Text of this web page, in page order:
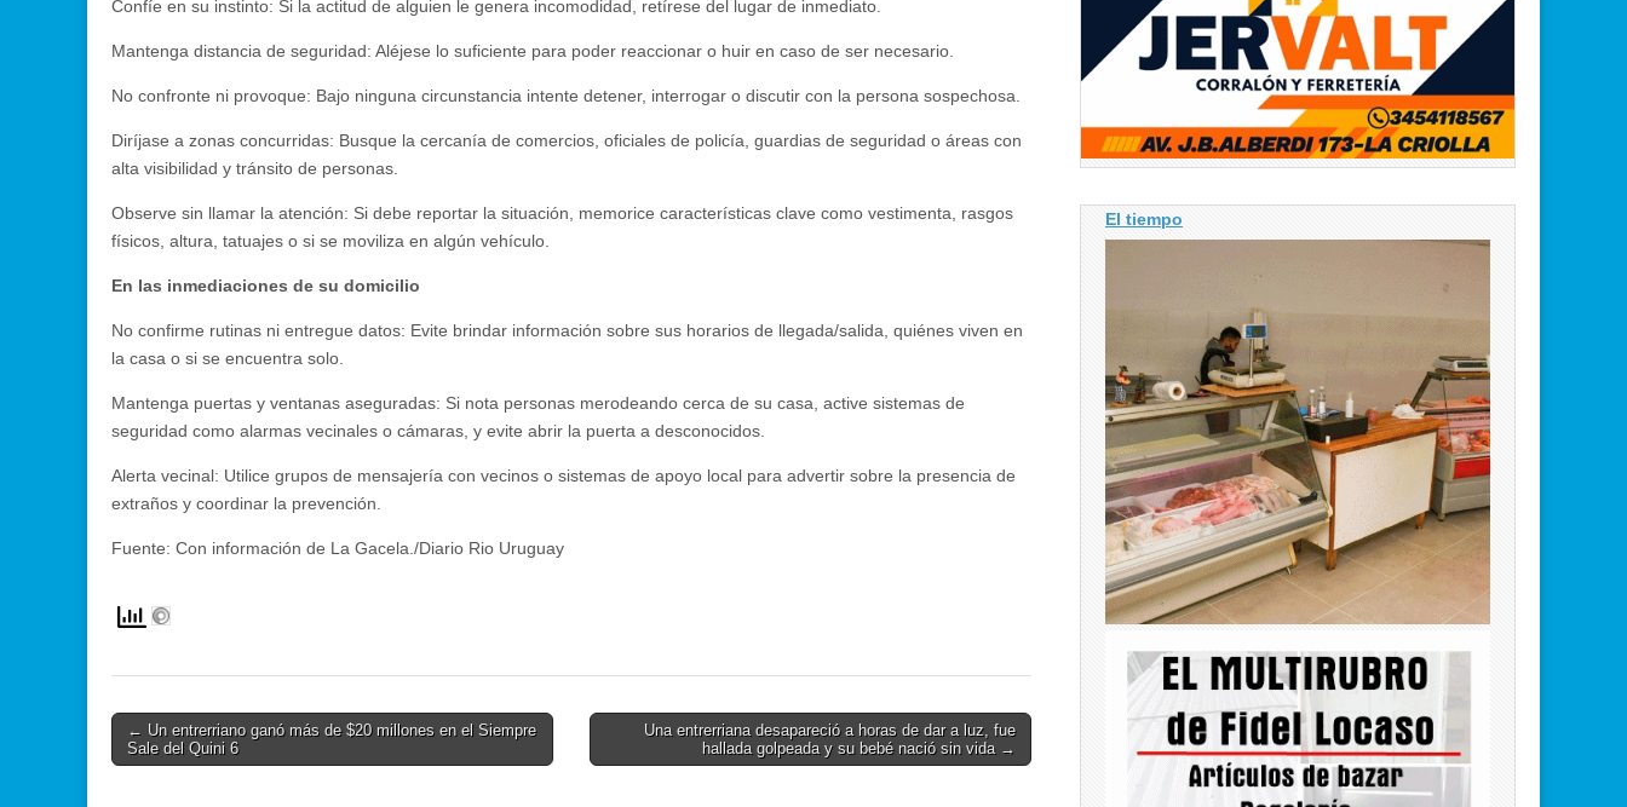
Confíe en su instinto: Si la actitud de alguien le genera incomodidad, retírese del lugar de inmediato.
Mantenga distancia de seguridad: Aléjese lo suficiente para poder reaccionar o huir en caso de ser necesario.
No confronte ni provoque: Bajo ninguna circunstancia intente detener, interrogar o discutir con la persona sospechosa.
Diríjase a zonas concurridas: Busque la cercanía de comercios, oficiales de policía, guardias de seguridad o áreas con
alta visibilidad y tránsito de personas.
Observe sin llamar la atención: Si debe reportar la situación, memorice características clave como vestimenta, rasgos
físicos, altura, tatuajes o si se moviliza en algún vehículo.
En las inmediaciones de su domicilio
No confirme rutinas ni entregue datos: Evite brindar información sobre sus horarios de llegada/salida, quiénes viven en
la casa o si se encuentra solo.
Mantenga puertas y ventanas aseguradas: Si nota personas merodeando cerca de su casa, active sistemas de
seguridad como alarmas vecinales o cámaras, y evite abrir la puerta a desconocidos.
Alerta vecinal: Utilice grupos de mensajería con vecinos o sistemas de apoyo local para advertir sobre la presencia de
extraños y coordinar la prevención.
Fuente: Con información de La Gacela./Diario Rio Uruguay
Post
navigation
← Un entrerriano ganó más de $20 millones en el Siempre
Sale del Quini 6
Una entrerriana desapareció a horas de dar a luz, fue
hallada golpeada y su bebé nació sin vida →
El tiempo